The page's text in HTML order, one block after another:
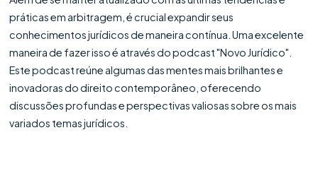
práticas em arbitragem, é crucial expandir seus
conhecimentos jurídicos de maneira contínua. Uma excelente
maneira de fazer isso é através do podcast "Novo Jurídico".
Este podcast reúne algumas das mentes mais brilhantes e
inovadoras do direito contemporâneo, oferecendo
discussões profundas e perspectivas valiosas sobre os mais
variados temas jurídicos.